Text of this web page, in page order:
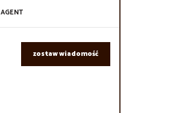
AGENT
zostaw wiadomość